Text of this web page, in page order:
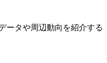
ータや周辺動向を紹介する